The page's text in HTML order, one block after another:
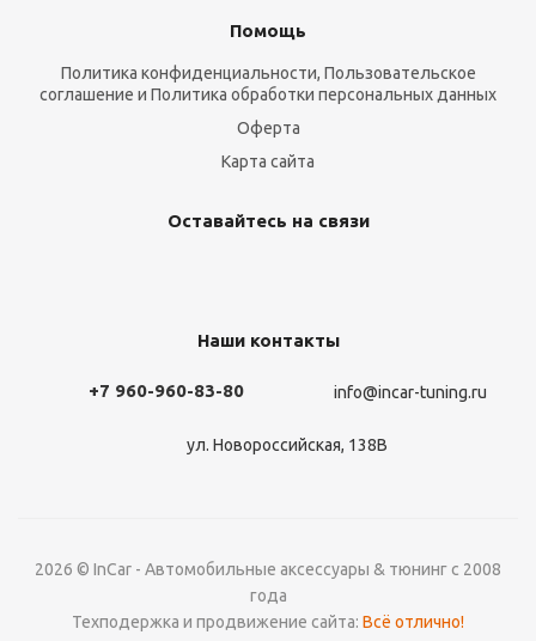
Помощь
Политика конфиденциальности, Пользовательское
соглашение и Политика обработки персональных данных
Оферта
Карта сайта
Оставайтесь на связи
Наши контакты
+7 960-960-83-80 info@incar-tuning.ru
ул. Новороссийская, 138В
2026 © InCar - Автомобильные аксессуары & тюнинг с 2008
года
Техподержка и продвижение сайта: Всё отлично!